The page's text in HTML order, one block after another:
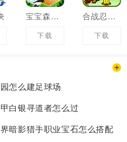
宝宝森林美食
下载
合战忍者村物语
下载
怎么建足球场
白银寻道者怎么过
暗影猎手职业宝石怎么搭配